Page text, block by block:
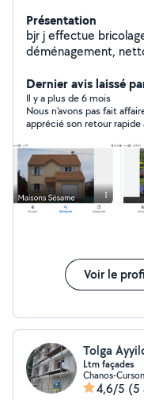
Présentation
bjr j effectue bricolage en tout genre, espace vert,
déménagement,
ponctuelle et
Dernier avis laissé
Il y a plus de 6 mois
Nous n'avons pas fait
apprécié son retour
Voir le
Tolga
Ltm façades
Chanos-
4,6/5 (5